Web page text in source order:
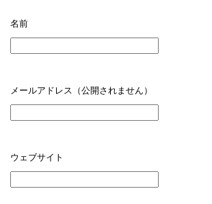
名前
メールアドレス（公開されません）
ウェブサイト